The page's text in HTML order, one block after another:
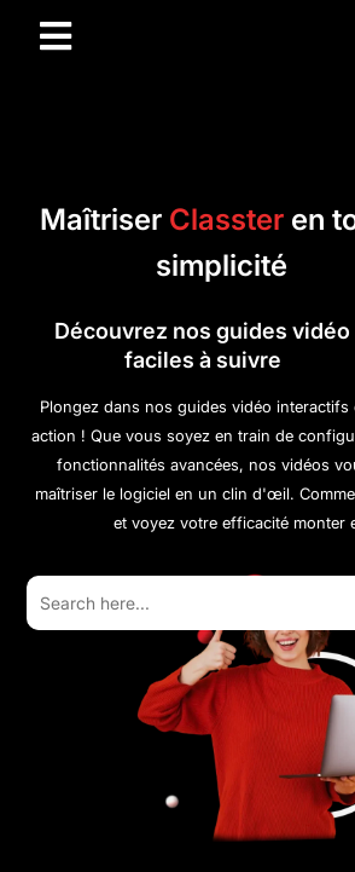
Maîtriser Classter en
simplicité
Découvrez nos guides vidéo
faciles à suivre
Plongez dans nos guides vidéo interactifs
action ! Que vous soyez en train de
fonctionnalités avancées, nos vidéos
maîtriser le logiciel en un clin d'œil.
et voyez votre efficacité monter
Search
for: